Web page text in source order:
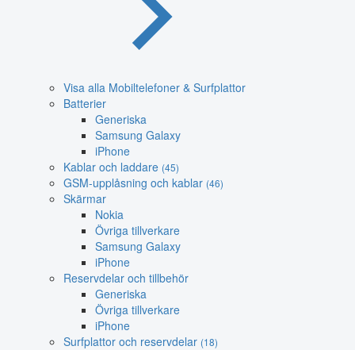
Visa alla Mobiltelefoner & Surfplattor
Batterier
Generiska
Samsung Galaxy
iPhone
Kablar och laddare (45)
GSM-upplåsning och kablar (46)
Skärmar
Nokia
Övriga tillverkare
Samsung Galaxy
iPhone
Reservdelar och tillbehör
Generiska
Övriga tillverkare
iPhone
Surfplattor och reservdelar (18)